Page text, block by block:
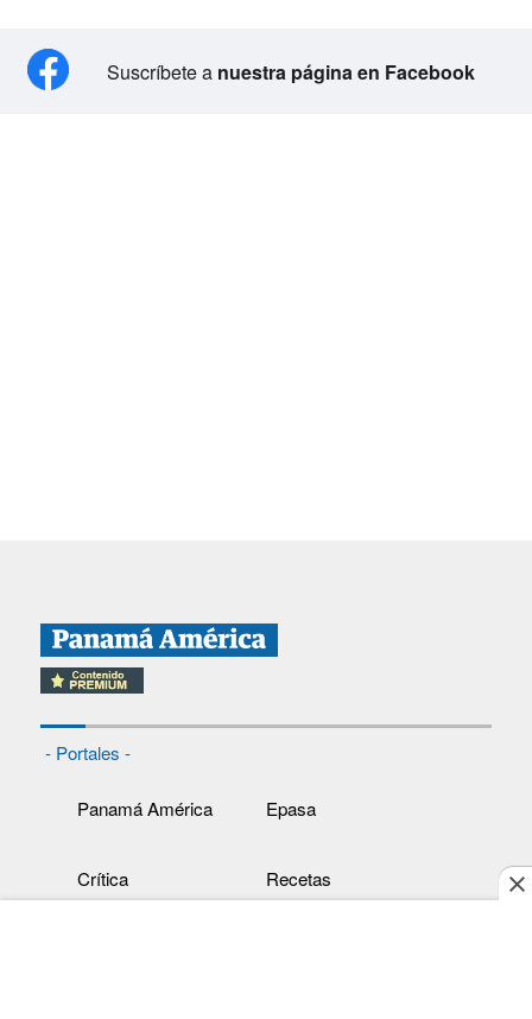
Suscríbete a nuestra página en Facebook
- Portales -
Panamá América Epasa
Crítica Recetas